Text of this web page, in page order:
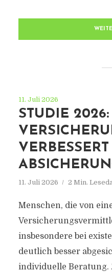
11. Juli 2026
STUDIE
11. Juli 2026 2 Min.
Menschen, die von
insbesondere bei
deutlich besser
individuelle Beratung.